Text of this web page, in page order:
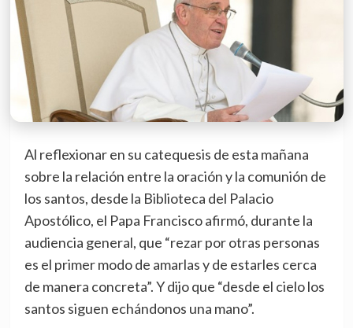
Al reflexionar en su catequesis de esta mañana
sobre la relación entre la oración y la comunión de
los santos, desde la Biblioteca del Palacio
Apostólico, el Papa Francisco afirmó, durante la
audiencia general, que “rezar por otras personas
es el primer modo de amarlas y de estarles cerca
de manera concreta”. Y dijo que “desde el cielo los
santos siguen echándonos una mano”.